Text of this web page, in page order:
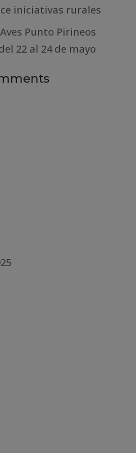
iniciativas rurales
Punto Pirineos
22 al 24 de mayo